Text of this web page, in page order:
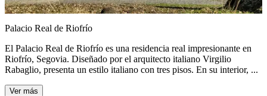
Palacio Real de Riofrío
El Palacio Real de Riofrío es una residencia real impresionante en
Riofrío, Segovia. Diseñado por el arquitecto italiano Virgilio
Rabaglio, presenta un estilo italiano con tres pisos. En su interior, ...
Ver más